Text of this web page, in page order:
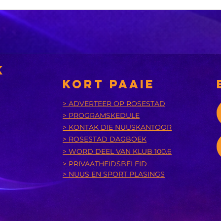
OGGEND SPORT:
Springbokke
kry ‘n
hupstoot,
neem vorm aan
opwindende
begin by die
nasionale
netbal
kampioenskap
KORT PAAIE
> ADVERTEER OP ROSESTAD
> PROGRAMSKEDULE
> KONTAK DIE NUUSKANTOOR
> ROSESTAD DAGBOEK
> WORD DEEL VAN KLUB 100.6
> PRIVAATHEIDSBELEID
> NUUS EN SPORT PLASINGS